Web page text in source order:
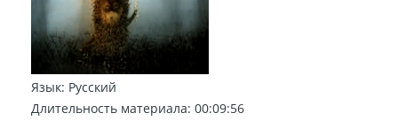
Язык: Русский
Длительность материала: 00:09:56